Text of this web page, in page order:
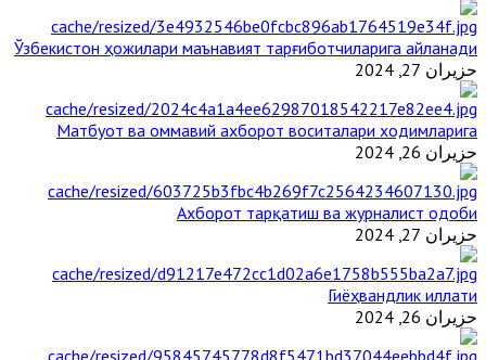
Ўзбекистон ҳожилари маънавият тарғиботчиларига айланади
حزيران 27, 2024
Матбуот ва оммавий ахборот воситалари ходимларига
حزيران 26, 2024
Ахборот тарқатиш ва журналист одоби
حزيران 27, 2024
Гиёҳвандлик иллати
حزيران 26, 2024